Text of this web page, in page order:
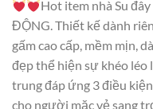
Hot item nhà Su
ĐỘNG. Thiết kế dành
gấm cao cấp, mềm mịn,
đẹp thể hiện sự khéo léo
trung đáp ứng 3 điều
cho người mặc vẻ sang